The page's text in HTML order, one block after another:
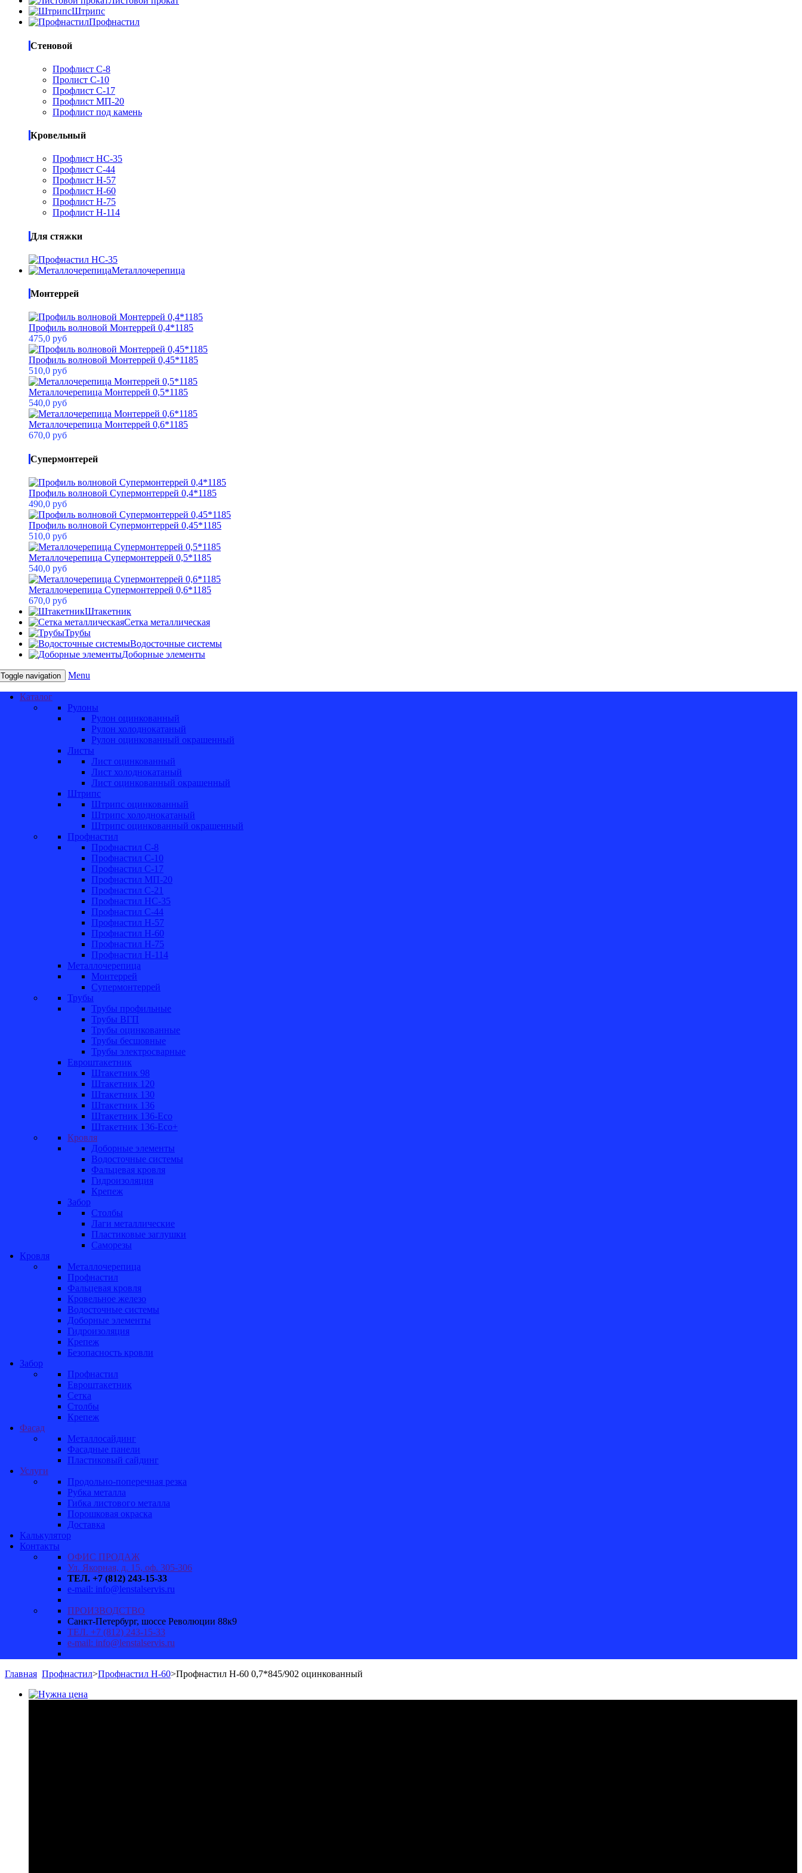
Штрипс
Профнастил
Стеновой
Профлист С-8
Пролист С-10
Профлист С-17
Профлист МП-20
Профлист под камень
Кровельный
Профлист НС-35
Профлист С-44
Профлист Н-57
Профлист Н-60
Профлист Н-75
Профлист Н-114
Для стяжки
Металлочерепица
Монтеррей
Профиль волновой Монтеррей 0,4*1185
475,0 руб
Профиль волновой Монтеррей 0,45*1185
510,0 руб
Металлочерепица Монтеррей 0,5*1185
540,0 руб
Металлочерепица Монтеррей 0,6*1185
670,0 руб
Супермонтерей
Профиль волновой Супермонтеррей 0,4*1185
490,0 руб
Профиль волновой Супермонтеррей 0,45*1185
510,0 руб
Металлочерепица Супермонтеррей 0,5*1185
540,0 руб
Металлочерепица Супермонтеррей 0,6*1185
670,0 руб
Штакетник
Сетка металлическая
Трубы
Водосточные системы
Доборные элементы
Toggle navigation Menu
Каталог
Рулоны
Рулон оцинкованный
Рулон холоднокатаный
Рулон оцинкованный окрашенный
Листы
Лист оцинкованный
Лист холоднокатаный
Лист оцинкованный окрашенный
Штрипс
Штрипс оцинкованный
Штрипс холоднокатаный
Штрипс оцинкованный окрашенный
Профнастил
Профнастил С-8
Профнастил С-10
Профнастил С-17
Профнастил МП-20
Профнастил С-21
Профнастил НС-35
Профнастил С-44
Профнастил Н-57
Профнастил Н-60
Профнастил Н-75
Профнастил Н-114
Металлочерепица
Монтеррей
Супермонтеррей
Трубы
Трубы профильные
Трубы ВГП
Трубы оцинкованные
Трубы бесшовные
Трубы электросварные
Евроштакетник
Штакетник 98
Штакетник 120
Штакетник 130
Штакетник 136
Штакетник 136-Eco
Штакетник 136-Eco+
Кровля
Доборные элементы
Водосточные системы
Фальцевая кровля
Гидроизоляция
Крепеж
Забор
Столбы
Лаги металлические
Пластиковые заглушки
Саморезы
Кровля
Металлочерепица
Профнастил
Фальцевая кровля
Кровельное железо
Водосточные системы
Доборные элементы
Гидроизоляция
Крепеж
Безопасность кровли
Забор
Профнастил
Евроштакетник
Сетка
Столбы
Крепеж
Фасад
Металлосайдинг
Фасадные панели
Пластиковый сайдинг
Услуги
Продольно-поперечная резка
Рубка металла
Гибка листового металла
Порошковая окраска
Доставка
Калькулятор
Контакты
ОФИС ПРОДАЖ
Ул. Якорная, д. 15, оф. 305-306
ТЕЛ. +7 (812) 243-15-33
e-mail: info@lenstalservis.ru
ПРОИЗВОДСТВО
Санкт-Петербург, шоссе Революции 88к9
ТЕЛ. +7 (812) 243-15-33
e-mail: info@lenstalservis.ru
Главная Профнастил>Профнастил Н-60>Профнастил Н-60 0,7*845/902 оцинкованный